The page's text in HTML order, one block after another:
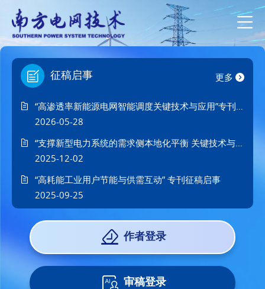
征稿启事 更多
2026-05-28
2025-12-02
“高耗能工业用户节能与供需互动” 专刊征稿启事
2025-09-25
作者登录
审稿登录